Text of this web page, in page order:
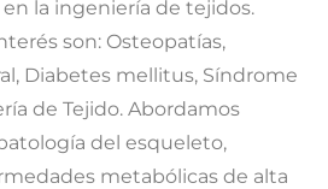
la ingeniería de tejidos.
son: Osteopatías,
Diabetes mellitus, Síndrome
de Tejido. Abordamos
del esqueleto,
metabólicas de alta